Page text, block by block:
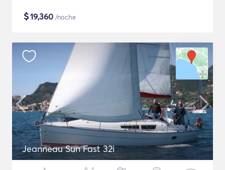
$19,360 /noche
Jeanneau Sun Fast 32i